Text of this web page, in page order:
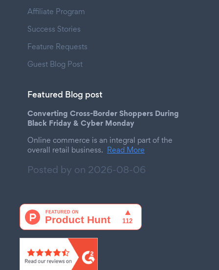
Affiliate Program
Success Stories
Feature Requests
Guest Blog Post
Featured Blog post
Converting Cross-Border Shoppers During
Black Friday & Cyber Monday
Online commerce is an integral part of the
overall retail business. Read More
Posted by on 2026-08-06